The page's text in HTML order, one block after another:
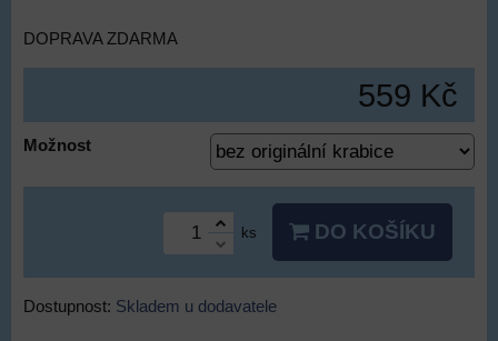
DOPRAVA ZDARMA
559 Kč
Možnost
ks DO KOŠÍKU
Dostupnost: Skladem u dodavatele